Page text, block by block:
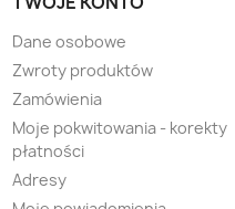
Dane osobowe
Zwroty produktów
Zamówienia
Moje pokwitowania - korekty
płatności
Adresy